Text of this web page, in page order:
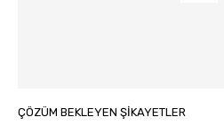
ÇÖZÜM BEKLEYEN ŞIKAYETLER